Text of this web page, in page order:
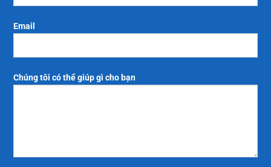
Email
Chúng tôi có thể giúp gì cho bạn